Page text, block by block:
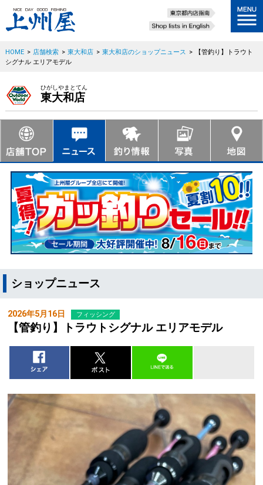
HOME > 店舗検索 > 東大和店 > 東大和店のショップニュース >
【管釣り】トラウト
シグナル エリアモデル
ひがしやまとてん
東大和店
ショップニュース
2026年5月16日 フィッシング
【管釣り】トラウトシグナル エリアモデル